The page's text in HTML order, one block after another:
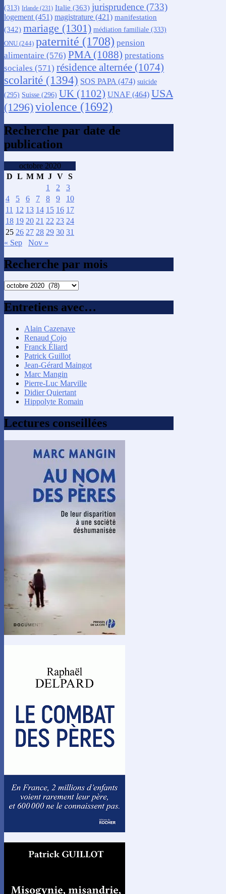
(313) Irlande (231) Italie (363) jurisprudence (733)
logement (451) magistrature (421) manifestation
(342) mariage (1301) médiation familiale (333)
ONU (244) paternité (1708) pension
alimentaire (576) PMA(1088) prestations
sociales (571) résidence alternée (1074)
scolarité (1394) SOS PAPA(474) suicide
(295) Suisse (296) UK (1102) UNAF (464) USA
(1296)violence (1692)
Recherche par date de
publication
octobre 2020
D L M M J V S
1
2
3
4
5 6 7 8 9
10
11 12 13 14 15 16 17
18 19 20 21 22 23 24
25 26 27 28 29 30 31
« Sep
Nov »
Recherche par mois
Recherche
mois
Entretiens avec…
Alain Cazenave
Renaud Cojo
Franck Éliard
Patrick Guillot
Jean-Gérard Maingot
Marc Mangin
Pierre-Luc Marville
Didier Quiertant
Hippolyte Romain
Lectures conseillées